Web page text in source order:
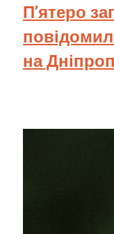
П’ятеро
на